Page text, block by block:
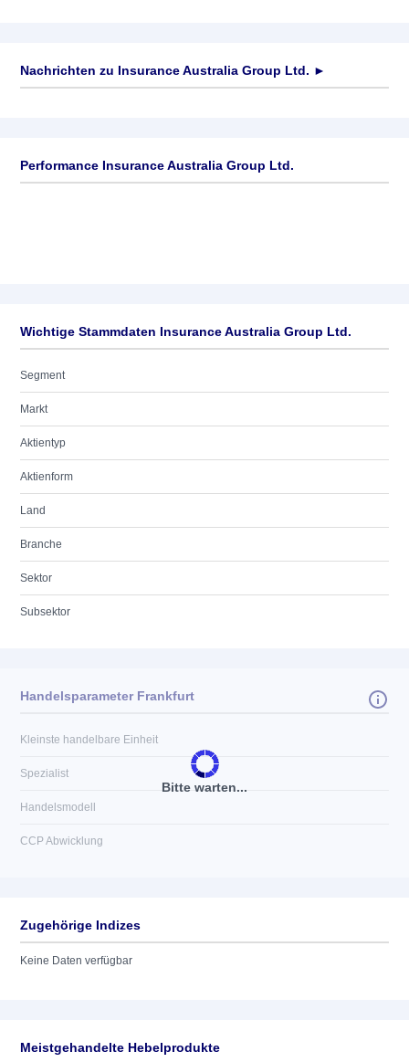
Nachrichten zu Insurance Australia Group Ltd. ►
Performance Insurance Australia Group Ltd.
Wichtige Stammdaten Insurance Australia Group Ltd.
Segment
Markt
Aktientyp
Aktienform
Land
Branche
Sektor
Subsektor
Bitte warten...
Handelsparameter Frankfurt
Kleinste handelbare Einheit
Spezialist
Handelsmodell
CCP Abwicklung
Zugehörige Indizes
Keine Daten verfügbar
Meistgehandelte Hebelprodukte